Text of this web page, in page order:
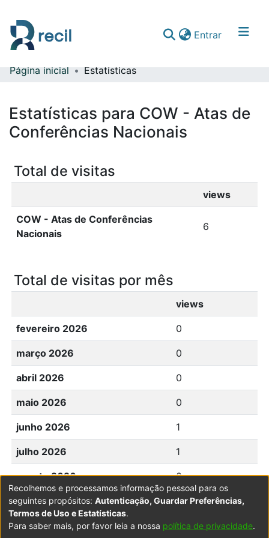
Entrar(current)
Comunidades & Coleções
Página inicial Estatísticas
Estatísticas para COW - Atas de
Conferências Nacionais
Total de visitas
views
COW - Atas de Conferências
Nacionais
6
Total de visitas por mês
views
fevereiro 2026 0
março 2026 0
abril 2026 0
maio 2026 0
junho 2026 1
julho 2026 1
agosto 2026 0
Powered by DSpace Copyright © 2003-2026LYRASIS
Recolhemos e processamos informação pessoal para os
seguintes propósitos: Autenticação, Guardar Preferências,
Termos de Uso e Estatísticas.
Para saber mais, por favor leia a nossa política de privacidade.